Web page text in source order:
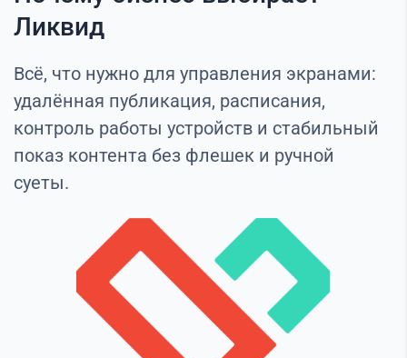
Ликвид
Всё, что нужно для управления экранами:
удалённая публикация, расписания,
контроль работы устройств и стабильный
показ контента без флешек и ручной
суеты.